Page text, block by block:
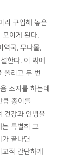
리 구입해 놓은
모이게 된다.
역국, 무나물,
한다. 이 밖에
올리고 두 번
소지를 하는데
큼 종이를
건강과 안녕을
는 특별히 그
끝나면
적 간단하게